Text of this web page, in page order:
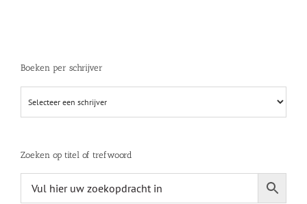
Boeken per schrijver
Zoeken op titel of trefwoord